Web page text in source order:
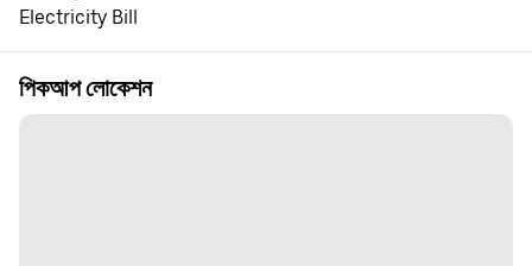
Electricity Bill
পিকআপ লোকেশন